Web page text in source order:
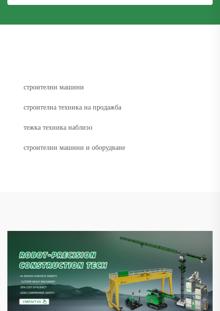
строителни машини
строителна техника на продажба
тежка техника наблизо
строителни машини и оборудване